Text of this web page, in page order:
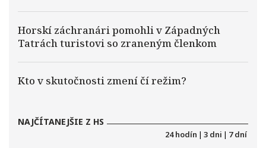
Horskí záchranári pomohli v Západných
Tatrách turistovi so zraneným členkom
Kto v skutočnosti zmení čí režim?
NAJČÍTANEJŠIE Z HS
24 hodín | 3 dni | 7 dní